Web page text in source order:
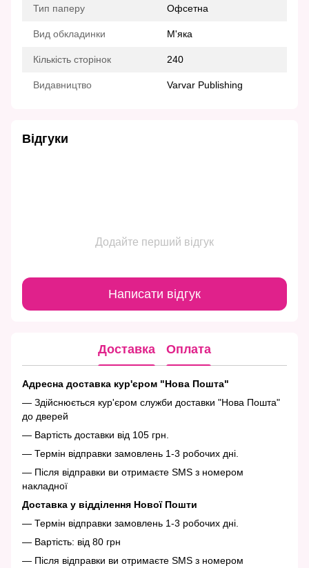
Тип паперу Офсетна
Вид обкладинки М'яка
Кількість сторінок 240
Видавництво Varvar Publishing
Відгуки
Додайте перший відгук
Написати відгук
Доставка Оплата
Адресна доставка кур'єром "Нова Пошта"
— Здійснюється кур'єром служби доставки "Нова Пошта"
до дверей
— Вартість доставки від 105 грн.
— Термін відправки замовлень 1-3 робочих дні.
— Після відправки ви отримаєте SMS з номером
накладної
Доставка у відділення Нової Пошти
— Термін відправки замовлень 1-3 робочих дні.
— Вартість: від 80 грн
— Після відправки ви отримаєте SMS з номером